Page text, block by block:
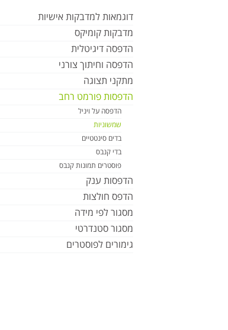
דוגמאות למדבקות אישיות
מדבקות קומיקס
הדפסה דיגיטלית
הדפסה וחיתוך צורני
מתקני תצוגה
הדפסות פורמט רחב
הדפסה על ויניל
שמשוניות
בדים סינטטיים
בדי קנבס
פוסטרים תמונות קנבס
הדפסות ענק
הדפס חולצות
מסגור לפי מידה
מסגור סטנדרטי
גימורים לפוסטרים